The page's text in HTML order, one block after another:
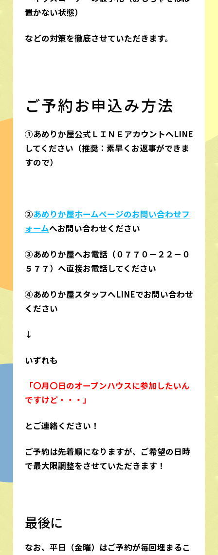
置かない状態）
などの対策を徹底させていただきます。
ご予約お申込み方法
①あめりか屋公式ＬＩＮＥアカウントへLINE
してください（推奨：素早くお返事ができま
すので）
②あめりか屋ホームページのお問い合わせフ
ォームへお問い合わせください
③あめりか屋へお電話（０７７０－２２－０
５７７）へ直接お電話してください
④あめりか屋スタッフへLINEでお問い合わせ
ください
↓
いずれも
「〇月〇日のオープンハウスに参加したいん
ですけど・・・」
とご連絡ください！
ご予約は先着順になりますが、ご希望の日時
で最大限調整をさせていただきます！
最後に
なお、平日（金曜）はご予約が毎回埋まるこ